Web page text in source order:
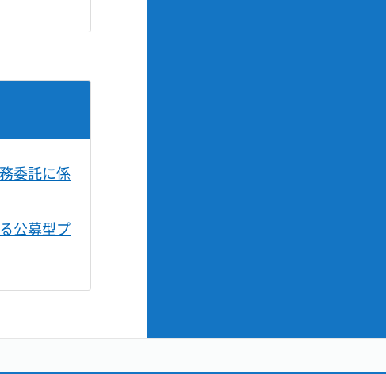
委託に係
公募型プ